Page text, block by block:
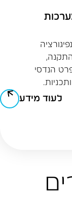
הנדסי
לעוד מידע